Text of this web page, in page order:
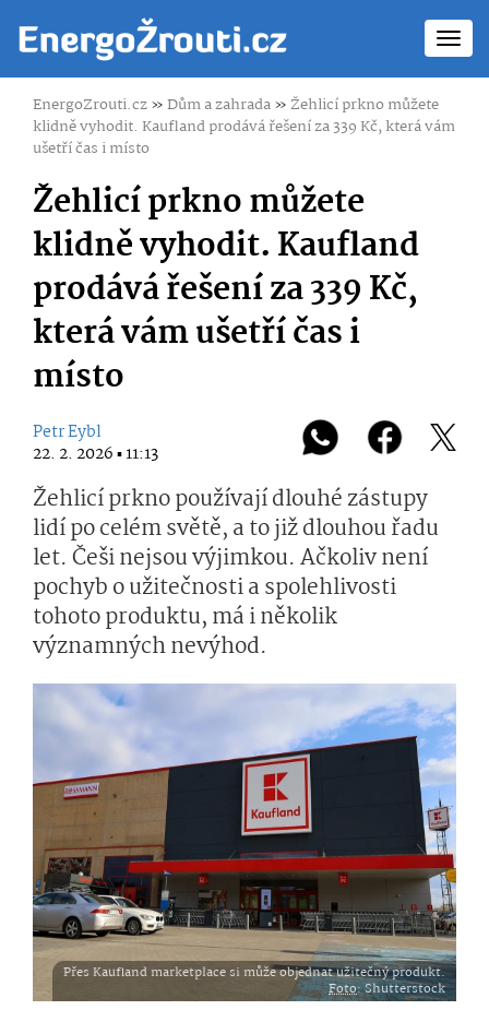
EnergoZrouti.cz»Dům a zahrada»Žehlicí prkno můžete
klidně vyhodit. Kaufland prodává řešení za 339 Kč, která vám
ušetří čas i místo
Žehlicí prkno můžete
klidně vyhodit. Kaufland
prodává řešení za 339 Kč,
která vám ušetří čas i
místo
Petr Eybl
22. 2. 2026 ▪ 11:13
Žehlicí prkno používají dlouhé zástupy
lidí po celém světě, a to již dlouhou řadu
let. Češi nejsou výjimkou. Ačkoliv není
pochyb o užitečnosti a spolehlivosti
tohoto produktu, má i několik
významných nevýhod.
Přes Kaufland marketplace si může objednat užitečný produkt.
Foto: Shutterstock